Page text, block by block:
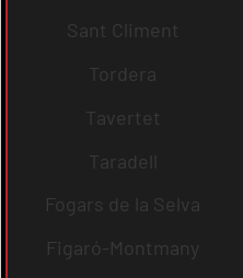
Sant Climent
Tordera
Tavertet
Taradell
Fogars de la Selva
Figaró-Montmany